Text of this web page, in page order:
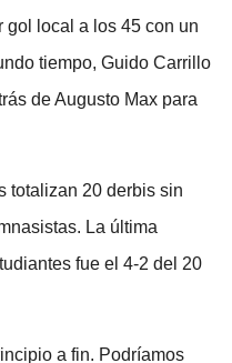
gol local a los 45 con un
tiempo, Guido Carrillo
de Augusto Max para
totalizan 20 derbis sin
La última
fue el 4-2 del 20
a fin. Podríamos